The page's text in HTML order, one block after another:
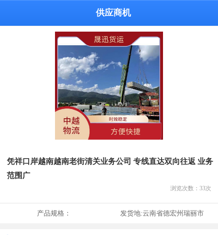
供应商机
凭祥口岸越南越南老街清关业务公司 专线直达双向往返 业务
范围广
浏览次数： 33次
产品规格： 发货地:云南省德宏州瑞丽市